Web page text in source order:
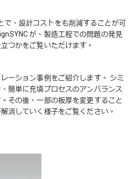
で、設計コストをも削減することが可
が、製造工程での問題の発見
つかをご覧いただけます。
ーション事例をご紹介します。 シミ
簡単に充填プロセスのアンバランス
その後、一部の板厚を変更すること
消していく様子をご覧ください。